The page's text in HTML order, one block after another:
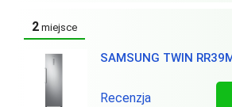
2 miejsce
SAMSUNG TWIN
Recenzja